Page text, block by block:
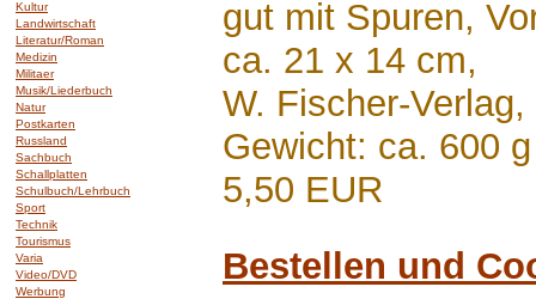
Kultur
Landwirtschaft
Literatur/Roman
Medizin
Militaer
Musik/Liederbuch
Natur
Postkarten
Russland
Sachbuch
Schallplatten
Schulbuch/Lehrbuch
Sport
Technik
Tourismus
Varia
Video/DVD
Werbung
gut mit Spuren,
ca. 21 x 14 cm,
W. Fischer-
Gewicht: ca. 600 g
5,50 EUR
Bestellen und